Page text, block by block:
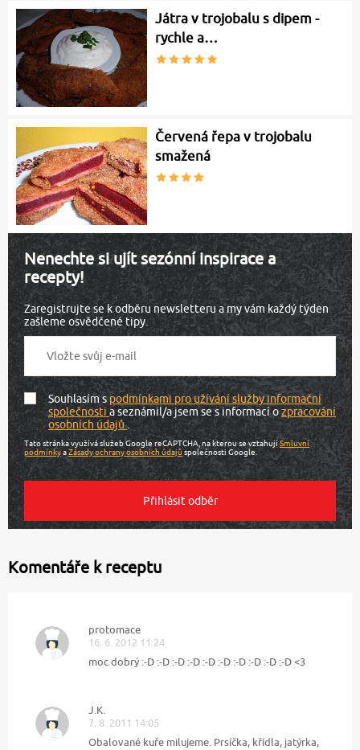
Játra v trojobalu s dipem -
rychle a…
Červená řepa v trojobalu
smažená
Nenechte si ujít sezónní inspirace a
recepty!
Zaregistrujte se k odběru newsletteru a my vám každý týden
zašleme osvědčené tipy.
Souhlasím spodmínkami pro užívání služby informační
společnostia seznámil/a jsem se s informací ozpracování
osobních údajů.
Tato stránka využívá služeb Google reCAPTCHA, na kterou se vztahujíSmluvní
podmínkyaZásady ochrany osobních údajů společnosti Google.
Komentáře k receptu
protomace
16. 6. 2012 11:24
moc dobrý :-D :-D :-D :-D :-D :-D :-D :-D :-D :-D <3
J.K.
7. 8. 2011 14:05
Obalované kuře milujeme. Prsíčka, křídla, jatýrka,